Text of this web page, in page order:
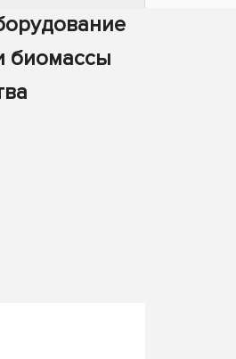
биомассы